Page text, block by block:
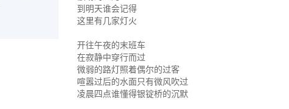
到明天谁会记得
这里有几家灯火
开往午夜的末班车
在寂静中穿行而过
微弱的路灯照着偶尔的过客
喧嚣过后的水面只有微风吹过
凌晨四点谁懂得银锭桥的沉默